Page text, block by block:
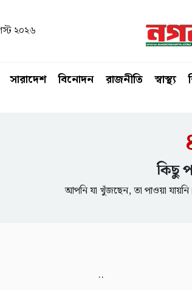
২০২৬
সারাদেশ বিনোদন রাজনীতি স্বাস্থ্য
কিছু
আপনি যা খুঁজছেন, তা পাওয়া
..